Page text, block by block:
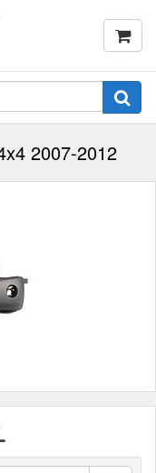
2007-2012